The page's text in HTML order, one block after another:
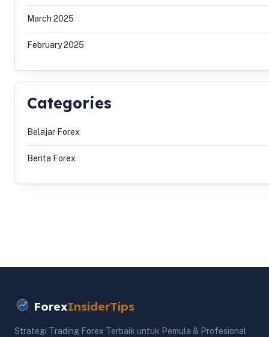
March 2025
February 2025
Categories
Belajar Forex
Berita Forex
ForexInsiderTips
Strategi Trading Forex Terbaik untuk Pemula & Profesional